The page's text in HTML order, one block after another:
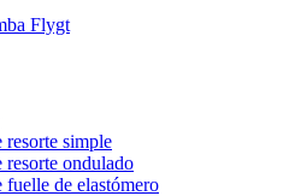
Flygt
resorte simple
resorte ondulado
fuelle de elastómero